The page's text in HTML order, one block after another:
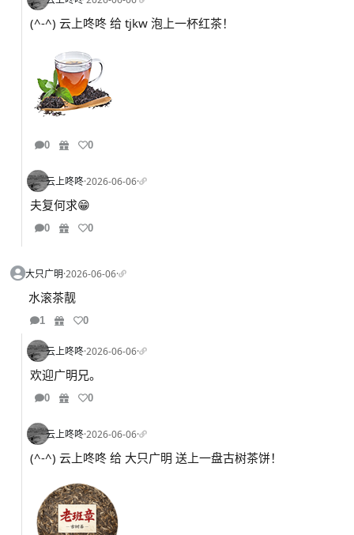
(^-^) 云上咚咚 给 tjkw 泡上一杯红茶！
0 0
云上咚咚·2026-06-06·
夫复何求😁
0 0
大只广明·2026-06-06·
水滚茶靓
1 0
云上咚咚·2026-06-06·
欢迎广明兄。
0 0
云上咚咚·2026-06-06·
(^-^) 云上咚咚 给 大只广明 送上一盘古树茶饼！